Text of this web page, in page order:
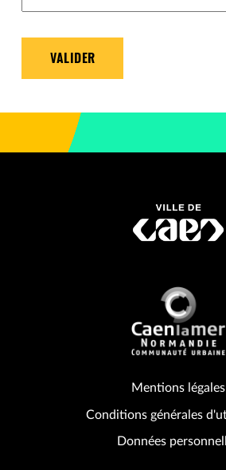
VALIDER
Mentions légales
Conditions générales
Données